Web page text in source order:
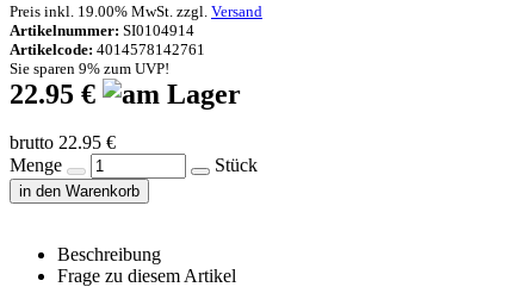
Preis inkl. 19.00% MwSt. zzgl. Versand
Artikelnummer: SI0104914
Artikelcode: 4014578142761
Sie sparen 9% zum UVP!
22.95 €
brutto 22.95 €
Menge
Stück
in den Warenkorb
Beschreibung
Frage zu diesem Artikel